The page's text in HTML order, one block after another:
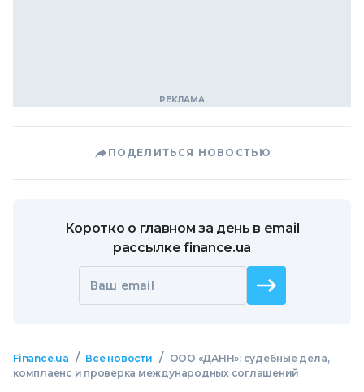
ПОДЕЛИТЬСЯ НОВОСТЬЮ
Коротко о главном за день в email
рассылке finance.ua
Ваш email
Finance.ua / Все новости /
ООО «ДАНН»: судебные дела,
комплаенс и проверка международных соглашений